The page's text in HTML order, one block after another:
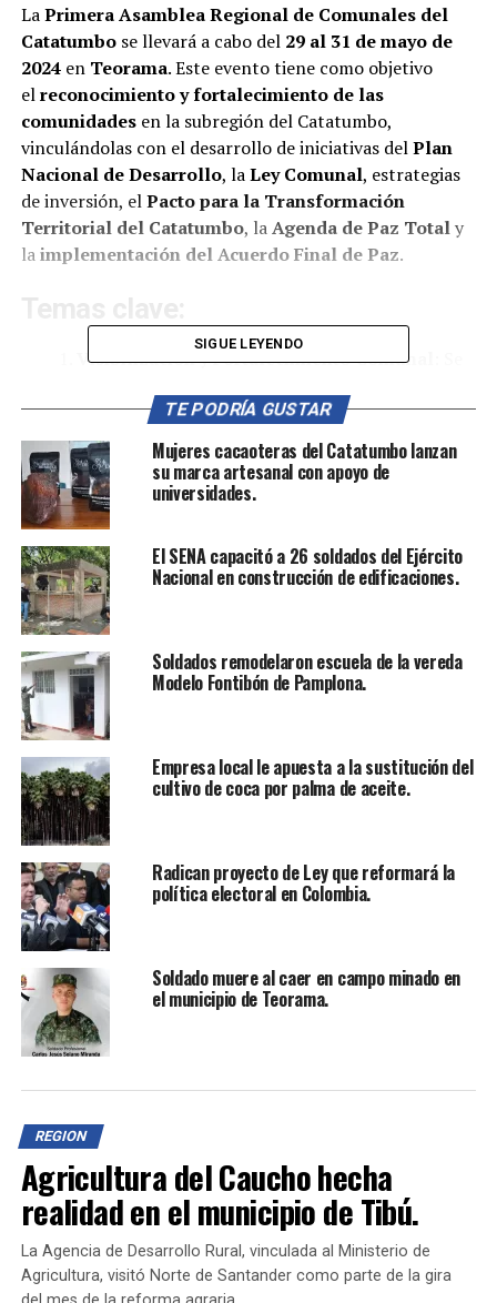
LaPrimera Asamblea Regional de Comunales del
Catatumbose llevará a cabo del 29 al 31 de mayo de
2024en Teorama. Este evento tiene como objetivo
elreconocimiento y fortalecimiento de las
comunidadesen la subregión del Catatumbo,
vinculándolas con el desarrollo de iniciativas delPlan
Nacional de Desarrollo, laLey Comunal, estrategias
de inversión, elPacto para la Transformación
Territorial del Catatumbo, laAgenda de Paz Totaly
laimplementación del Acuerdo Final de Paz.
Visibilización y Fortalecimiento Comunal
comunales del Catatumbo y fortalecer su
participación en el desarrollo regional.
Iniciativas del Plan Nacional de Desarrollo
asamblea explorará cómo las comunidades
pueden contribuir al desarrollo sostenible y
equitativo según las directrices del plan nacional.
Ley Comunal y Estrategias de Inversión
discutirán las oportunidades y desafíos para
implementar la ley comunal y promover
inversiones locales.
Agenda de Paz y Acuerdo Final de Paz
líderes comunales compartirán experiencias y
estrategias para consolidar la paz en la región.
Participantes:
El evento contará con la presencia de líderes y lideresas
comunales de municipios comoTeorama, Convención,
San Calisto, Acarí, El Tarra, El Carmen, Tibú,
Sardinata, Ábrego, La Playa y Ocaña
representantes de la Federación Departamental de
Acción Comunaly laConfederación Nacional de
Acción Comunal
más,quiero invitarte a participar
Juntos, construiremos la paz y transformaremos
nuestras comunidades. ¡Nos vemos del29 al 31 de
mayoen Teorama!
TEMAS RELACIONADOS:
ACUERDO FINAL DE PAZ
SIGUE LEYENDO
TE PODRÍA GUSTAR
Mujeres cacaoteras del Catatumbo lanzan
su marca artesanal con apoyo de
universidades.
El SENA capacitó a 26 soldados del Ejército
Nacional en construcción de edificaciones.
Soldados remodelaron escuela de la vereda
Modelo Fontibón de Pamplona.
Empresa local le apuesta a la sustitución del
cultivo de coca por palma de aceite.
Radican proyecto de Ley que reformará la
política electoral en Colombia.
Soldado muere al caer en campo minado en
el municipio de Teorama.
REGION
Agricultura del Caucho hecha
realidad en el municipio de Tibú.
La Agencia de Desarrollo Rural, vinculada al Ministerio de
Agricultura, visitó Norte de Santander como parte de la gira